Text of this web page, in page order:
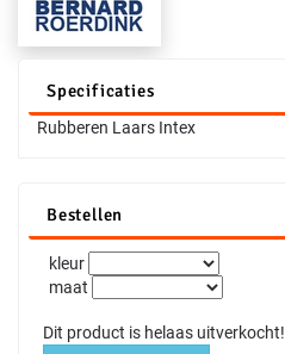
Specificaties
Rubberen Laars Intex
Bestellen
kleur
maat
Dit product is helaas uitverkocht!